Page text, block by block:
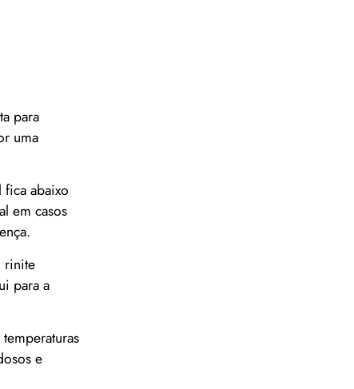
para
uma
abaixo
em casos
rinite
para a
e